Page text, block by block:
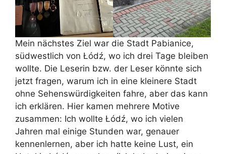
Mein nächstes Ziel war die Stadt Pabianice,
südwestlich von Łódź, wo ich drei Tage bleiben
wollte. Die Leserin bzw. der Leser könnte sich
jetzt fragen, warum ich in eine kleinere Stadt
ohne Sehenswürdigkeiten fahre, aber das kann
ich erklären. Hier kamen mehrere Motive
zusammen: Ich wollte Łódź, wo ich vielen
Jahren mal einige Stunden war, genauer
kennenlernen, aber ich hatte keine Lust, ein